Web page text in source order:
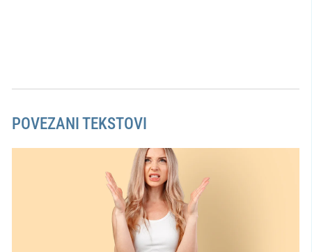
POVEZANI TEKSTOVI